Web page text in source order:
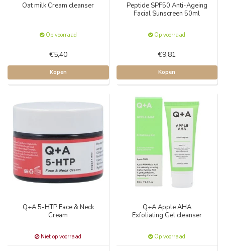
Oat milk Cream cleanser
Op voorraad
€5,40
Kopen
Peptide SPF50 Anti-Ageing
Facial Sunscreen 50ml
Op voorraad
€9,81
Kopen
Q+A 5-HTP Face & Neck
Cream
Niet op voorraad
Q+A Apple AHA
Exfoliating Gel cleanser
Op voorraad